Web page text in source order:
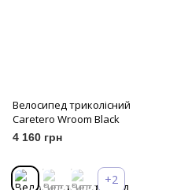
Велосипед триколісний
Caretero Wroom Black
4 160 грн
+2